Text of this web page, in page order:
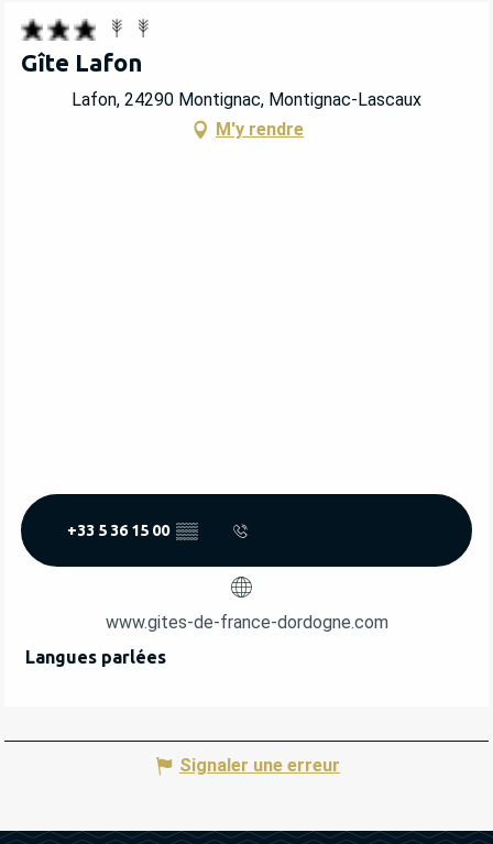
Gîte Lafon
Lafon, 24290 Montignac, Montignac-Lascaux
M'y rendre
+33 5 36 15 00 ▒▒
www.gites-de-france-dordogne.com
Langues parlées
Langues parlées
Signaler une erreur